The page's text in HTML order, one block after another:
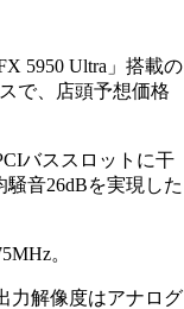
5950 Ultra」搭載の
で、店頭予想価格
バススロットに干
音26dBを実現した
。
力解像度はアナログ